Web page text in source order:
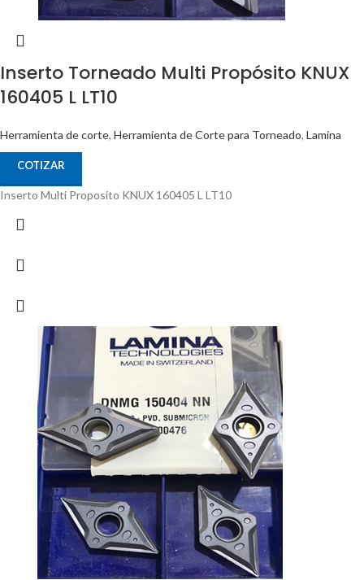
Inserto Torneado Multi Propósito KNUX
160405 L LT10
Herramienta de corte, Herramienta de Corte para Torneado, Lamina
COTIZAR
Inserto Multi Proposito KNUX 160405 L LT10